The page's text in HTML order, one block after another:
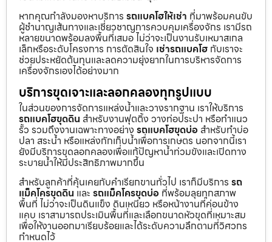
หากคุณกำลังมองหาบริการ รถแบคโฮให้เช่า ที่มาพร้อมคนขับ
ผู้ชำนาญเส้นทางและเชี่ยวชาญการควบคุมเครื่องจักร เรามีรถ
หลายขนาดพร้อมลงพื้นที่เสมอ ไม่ว่าจะเป็นงานรับเหมาสเกล
เล็กหรือระดับโครงการ การตัดสินใจ เช่ารถแบคโฮ กับเราจะ
ช่วยประหยัดต้นทุนและลดความยุ่งยากในการบริหารจัดการ
เครื่องจักรเองได้อย่างมาก
บริการขุดเจาะและลอกคลองทุกรูปแบบ
ในส่วนของการจัดการแหล่งน้ำและวางรากฐาน เราให้บริการ
รถแบคโฮขุดดิน สำหรับงานฟุตติ้ง วางท่อประปา หรือทำแนว
รั้ว รวมถึงงานเฉพาะทางอย่าง รถแบคโฮขุดบ่อ สำหรับทำบ่อ
ปลา สระน้ำ หรือแหล่งกักเก็บน้ำเพื่อการเกษตร นอกจากนี้เรา
ยังมีบริการขุดลอกคลองเพื่อแก้ปัญหาน้ำท่วมขังและเปิดทาง
ระบายน้ำให้มีประสิทธิภาพมากขึ้น
สำหรับลูกค้าที่คุ้นเคยกับคำเรียกขานทั่วไป เราก็มีบริการ รถ
แม็คโครขุดดิน และ รถแม็คโครขุดบ่อ ที่พร้อมลุยทุกสภาพ
พื้นที่ ไม่ว่าจะเป็นดินแข็ง ดินเหนียว หรือหน้างานที่ค่อนข้าง
แคบ เราสามารถประเมินพื้นที่และเลือกขนาดหัวขุดที่เหมาะสม
เพื่อให้งานออกมาเรียบร้อยและได้ระดับความลึกตามที่วิศวกร
กำหนดไว้